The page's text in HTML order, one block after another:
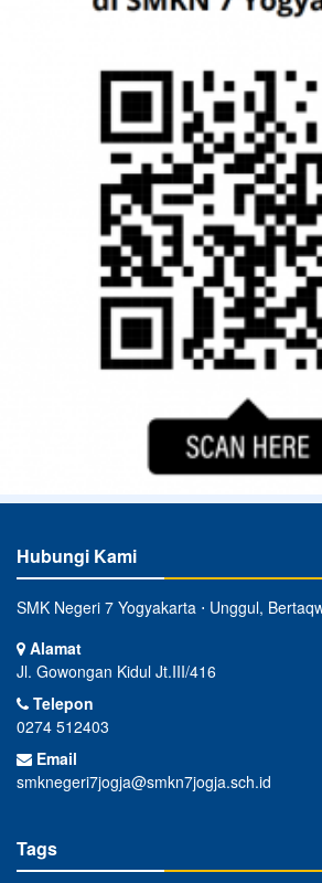
Hubungi Kami
SMK Negeri 7 Yogyakarta ⋅ Unggul,
Alamat
Jl. Gowongan Kidul Jt.III/416
Telepon
0274 512403
Email
smknegeri7jogja@smkn7jogja.sch.id
Tags